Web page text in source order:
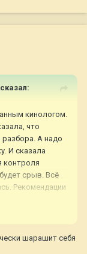
сказал:
кинологом.
что
разбора. А надо
И сказала
контроля
срыв. Всё
Рекомендации
ему
не
шарашит себя